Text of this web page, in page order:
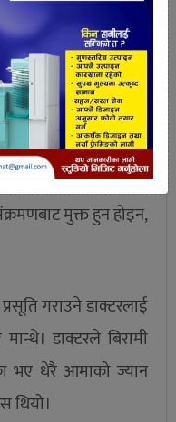
घरिघरि हात धुनुपर्दा
नै थिए।
तुलजियकीका अनुसार,
हातकै माध्यमबाट
विकास भइसकेको
मुक्त हुन होइन,
गराउने डाक्टरलाई
डाक्टरले बिरामी
भए धेरै आमाको ज्यान
थियो।